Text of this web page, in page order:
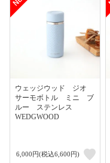
ウェッジウッド ジオ
サーモボトル ミニ ブ
ルー ステンレス
WEDGWOOD
6,000円(税込6,600円)